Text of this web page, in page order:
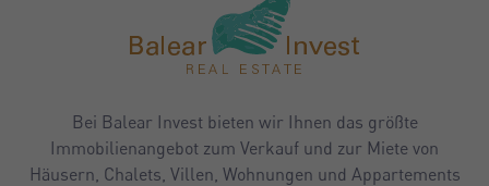
Bei Balear Invest bieten wir Ihnen das größte
Immobilienangebot zum Verkauf und zur Miete von
Häusern, Chalets, Villen, Wohnungen und Appartements